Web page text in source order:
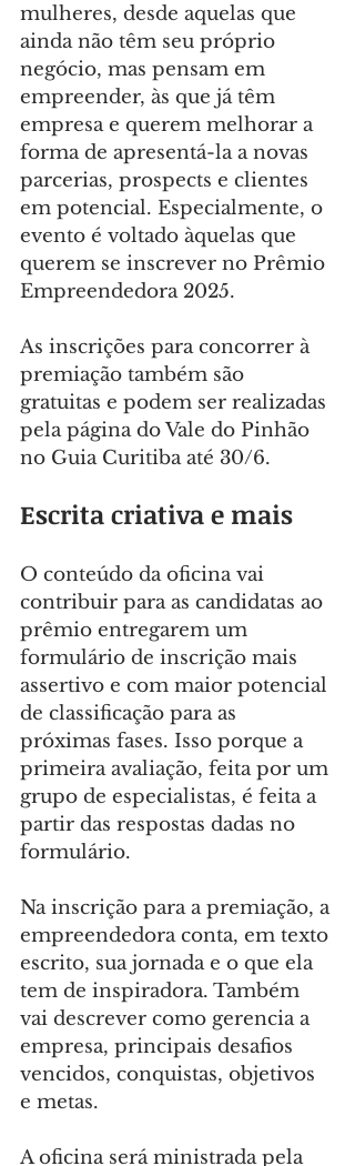
mulheres, desde aquelas que
ainda não têm seu próprio
negócio, mas pensam em
empreender, às que já têm
empresa e querem melhorar a
forma de apresentá-la a novas
parcerias, prospects e clientes
em potencial. Especialmente, o
evento é voltado àquelas que
querem se inscrever no Prêmio
Empreendedora 2025.
As inscrições para concorrer à
premiação também são
gratuitas e podem ser realizadas
pela página do Vale do Pinhão
no Guia Curitiba até 30/6.
Escrita criativa e mais
O conteúdo da oficina vai
contribuir para as candidatas ao
prêmio entregarem um
formulário de inscrição mais
assertivo e com maior potencial
de classificação para as
próximas fases. Isso porque a
primeira avaliação, feita por um
grupo de especialistas, é feita a
partir das respostas dadas no
formulário.
Na inscrição para a premiação, a
empreendedora conta, em texto
escrito, sua jornada e o que ela
tem de inspiradora. Também
vai descrever como gerencia a
empresa, principais desafios
vencidos, conquistas, objetivos
e metas.
A oficina será ministrada pela